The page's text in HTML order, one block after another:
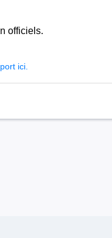
officiels.
ici.